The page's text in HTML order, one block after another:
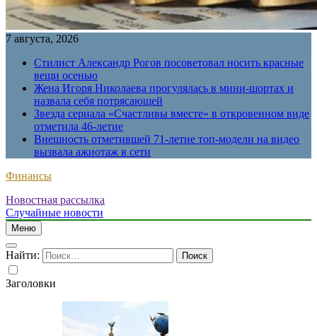
7 августа, 2026
Стилист Александр Рогов посоветовал носить красные
вещи осенью
Жена Игоря Николаева прогулялась в мини-шортах и
назвала себя потрясающей
Звезда сериала «Счастливы вместе» в откровенном виде
отметила 46-летие
Внешность отметившей 71-летие топ-модели на видео
вызвала ажиотаж в сети
Финансы
Новостная рассылка
Случайные новости
Меню
Найти:
Заголовки